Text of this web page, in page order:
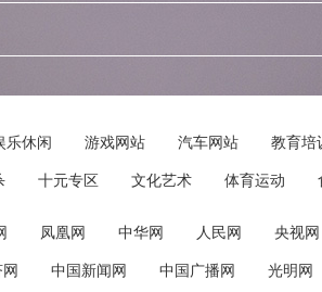
乐休闲 游戏网站 汽车网站 教育培
十元专区 文化艺术 体育运动
凤凰网 中华网 人民网 央视网
中国新闻网 中国广播网 光明网